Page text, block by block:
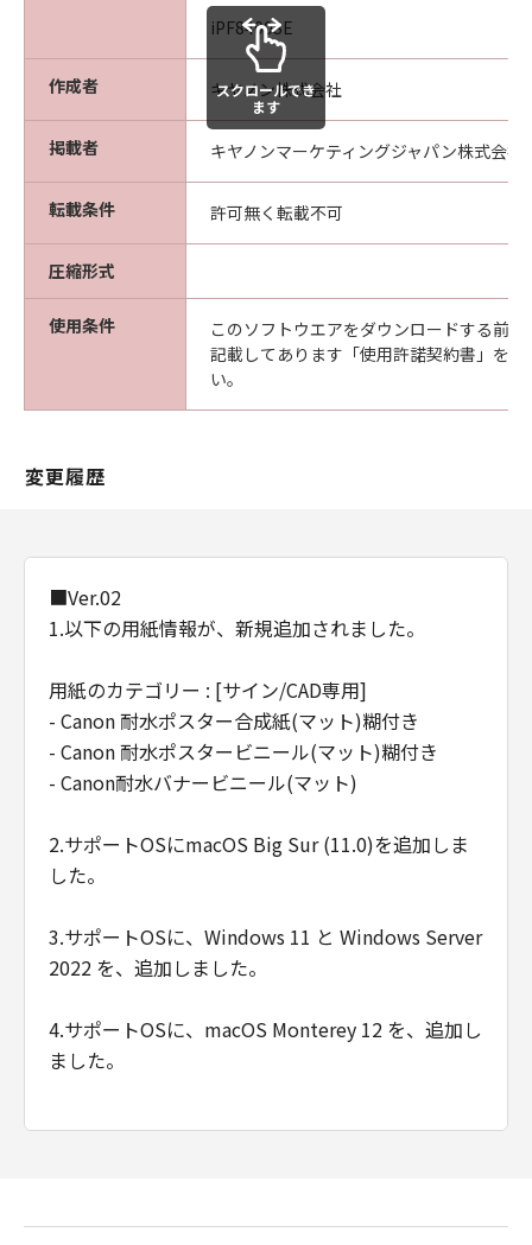
「許諾ソフトウエア」が、CD-ROM等の記
憶媒体に格納されて提供されている場合、
キヤノンは、お客様が「許諾ソフトウエ
ア」を購入した日から90日の間、「許諾ソ
フトウエア」が格納されている記憶媒体
（以下「メディア」と言います）に物理的
な欠陥がないことを保証します。当該保証
期間中に「メディア」に物理的な欠陥が発
見された場合には、キヤノンは、「メディ
ア」を交換いたします。
保証の否認・免責
(1) 「本ソフトウエア」は、『現状のまま』の
状態で使用許諾されます。キヤノン、キヤノン
は、「本ソフトウエア」に関して、商品性及び
特定の目的への適合性の保証を含め、いかなる
売代理店及び販売店は、「許諾ソフトウエア」
の使用または使用不能から生ずるいかなる損害
損害を含むがこれらに限定されない）につい
て、一切の責任を負わないものとします。例
え、キヤノン、キヤノンの関連会社、それらの
販売代理店及び販売店がかかる損害の可能性に
(3) キヤノン、キヤノンの関連会社、それらの販
売代理店及び販売店は、「本ソフトウエア」の
使用に起因または関連してお客様と第三者との
を負わないものとします。
(4) 以上が、「本ソフトウエア」に関するキヤノ
及び販売店のすべての責任であり、お客様の唯
一の救済です。
契約期間
iPF8400SE
作成者 キヤノン株式会社
掲載者 キヤノンマーケティングジャパン株式会社
転載条件 許可無く転載不可
圧縮形式
使用条件
このソフトウエアをダウンロードする前
記載してあります「使用許諾契約書」を
い。
スクロールでき
ます
変更履歴
■Ver.02
1.以下の用紙情報が、新規追加されました。
用紙のカテゴリー : [サイン/CAD専用]
- Canon 耐水ポスター合成紙(マット)糊付き
- Canon 耐水ポスタービニール(マット)糊付き
- Canon耐水バナービニール(マット)
2.サポートOSにmacOS Big Sur (11.0)を追加しま
した。
3.サポートOSに、Windows 11 と Windows Server
2022 を、追加しました。
4.サポートOSに、macOS Monterey 12 を、追加し
ました。